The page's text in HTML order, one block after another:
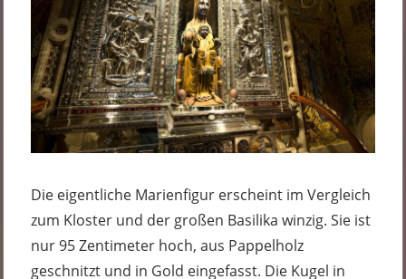
Die eigentliche Marienfigur erscheint im Vergleich
zum Kloster und der großen Basilika winzig. Sie ist
nur 95 Zentimeter hoch, aus Pappelholz
geschnitzt und in Gold eingefasst. Die Kugel in